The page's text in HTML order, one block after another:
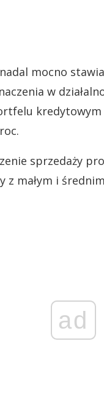
mocno
w
sprzedaży
z małym i
ad